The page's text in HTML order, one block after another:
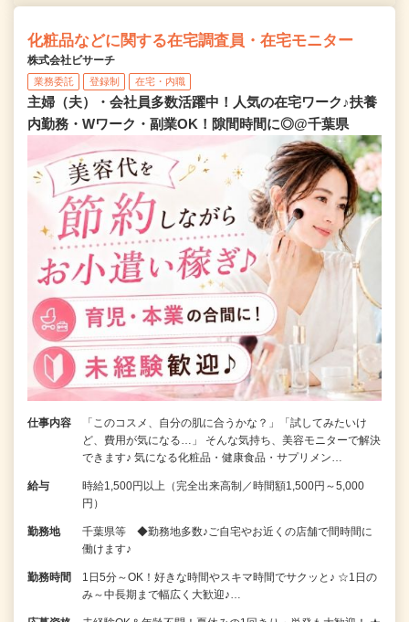
化粧品などに関する在宅調査員・在宅モニター
株式会社ビサーチ
業務委託 登録制 在宅・内職
主婦（夫）・会社員多数活躍中！人気の在宅ワーク♪扶養
内勤務・Wワーク・副業OK！隙間時間に◎@千葉県
仕事内容
「このコスメ、自分の肌に合うかな？」「試してみたいけ
ど、費用が気になる…」 そんな気持ち、美容モニターで解決
できます♪ 気になる化粧品・健康食品・サプリメン…
給与
時給1,500円以上（完全出来高制／時間額1,500円～5,000
円）
勤務地
千葉県等 ◆勤務地多数♪ご自宅やお近くの店舗で間時間に
働けます♪
勤務時間
1日5分～OK！好きな時間やスキマ時間でサクッと♪ ☆1日の
み～中長期まで幅広く大歓迎♪…